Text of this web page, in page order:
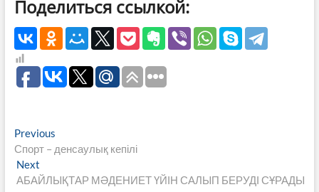
Поделиться ссылкой:
Навигация
по
записям
PreviousPrevious
post:
Спорт – денсаулық кепілі
Next
post:
АБАЙЛЫҚТАР МӘДЕНИЕТ ҮЙІН САЛЫП БЕРУДІ СҰРАДЫ